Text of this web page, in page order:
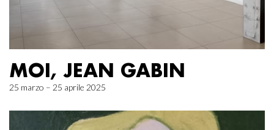
MOI, JEAN GABIN
25 marzo – 25 aprile 2025